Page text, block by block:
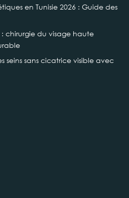
en Tunisie 2026 : Guide des
: chirurgie du visage haute
seins sans cicatrice visible avec